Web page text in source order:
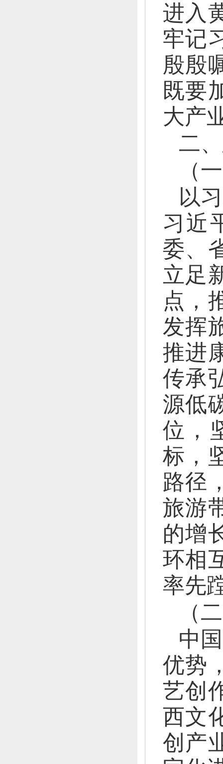
进入
牢记
殷殷
既要
大产
二、
（
以
习近
委、
立足
点，
发挥
推进
传承
源低
位，
标，
路径
旅游
的增
环相
率先
（
中
优势
艺创
西文
创产